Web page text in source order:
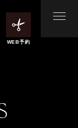
WEB予約